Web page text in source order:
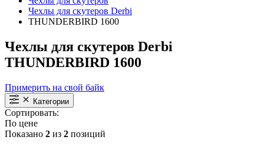
Чехлы для скутеров Derbi
THUNDERBIRD 1600
Чехлы для скутеров Derbi
THUNDERBIRD 1600
Примерить на свой байк
Категории
Сортировать:
По цене
Показано 2 из 2 позиций